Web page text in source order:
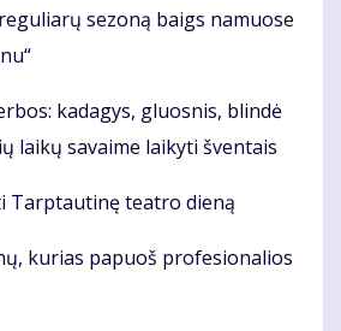
re­gu­lia­rų se­zo­ną baigs na­muo­se
ka­da­gys, gluos­nis, blin­dė
lai­kų sa­vai­me lai­ky­ti šven­tais
Tarp­tau­ti­nę te­at­ro die­ną
ku­rias pa­puoš pro­fe­sio­na­lios